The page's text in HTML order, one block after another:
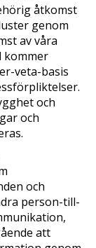
åtkomst
genom
av våra
kommer
veta-basis
och
och
och
person-till-
att